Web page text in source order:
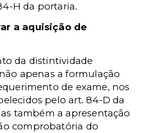
H da portaria.
a aquisição de
da distintividade
apenas a formulação
de exame, nos
pelo art. 84-D da
também a apresentação
comprobatória do